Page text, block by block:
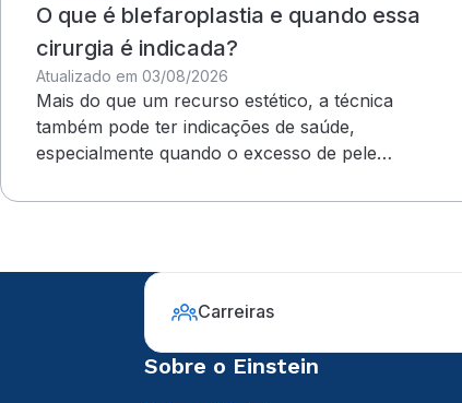
O que é blefaroplastia e quando essa
cirurgia é indicada?
Atualizado em 03/08/2026
Mais do que um recurso estético, a técnica
também pode ter indicações de saúde,
especialmente quando o excesso de pele
Carreiras
Sobre o Einstein